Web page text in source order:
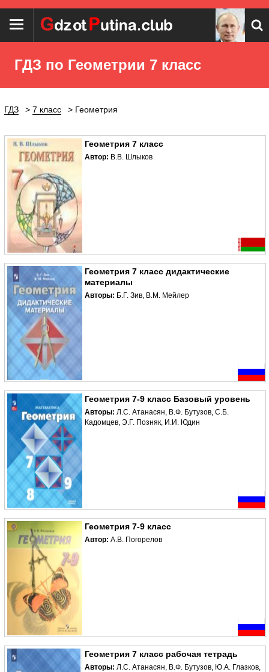
ГДЗ по Геометрии 7 класс
ГДЗ 7 класс Геометрия
Геометрия 7 класс
Автор: В.В. Шлыков
Геометрия 7 класс дидактические
материалы
Авторы: Б.Г. Зив, В.М. Мейлер
Геометрия 7-9 класс Базовый уровень
Авторы: Л.С. Атанасян, В.Ф. Бутузов, С.Б.
Кадомцев, Э.Г. Позняк, И.И. Юдин
Геометрия 7-9 класс
Автор: А.В. Погорелов
Геометрия 7 класс рабочая тетрадь
Авторы: Л.С. Атанасян, В.Ф. Бутузов, Ю.А. Глазков,